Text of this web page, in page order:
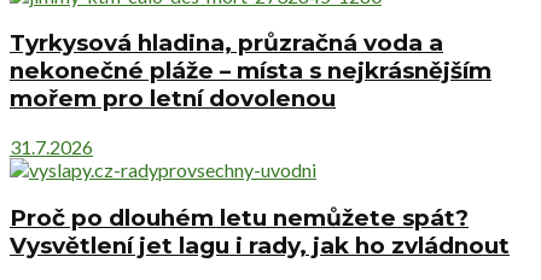
Tyrkysová hladina, průzračná voda a
nekonečné pláže – místa s nejkrásnějším
mořem pro letní dovolenou
31.7.2026
Proč po dlouhém letu nemůžete spát?
Vysvětlení jet lagu i rady, jak ho zvládnout